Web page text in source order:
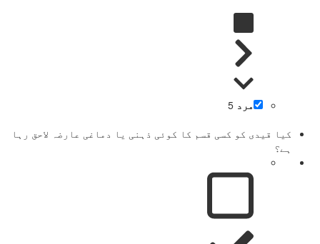
مرد 5
کیا قیدی کو کسی قسم کا کوئی ذہنی یا دماغی عارضہ لاحق رہا
ہے؟